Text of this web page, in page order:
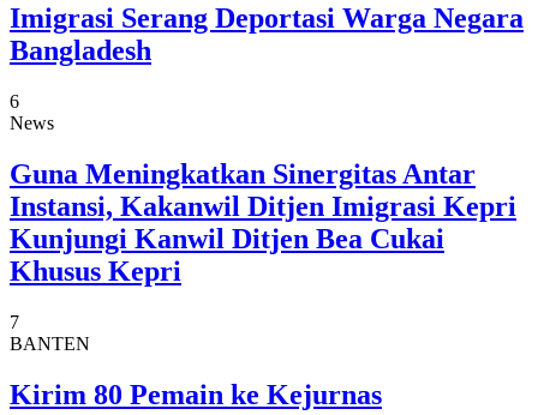
Imigrasi Serang Deportasi Warga Negara
Bangladesh
6
News
Guna Meningkatkan Sinergitas Antar
Instansi, Kakanwil Ditjen Imigrasi Kepri
Kunjungi Kanwil Ditjen Bea Cukai
Khusus Kepri
7
BANTEN
Kirim 80 Pemain ke Kejurnas